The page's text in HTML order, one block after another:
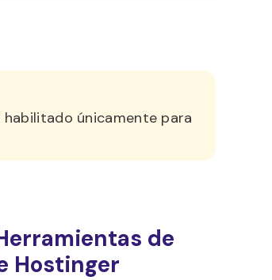
habilitado únicamente para
de
Hostinger